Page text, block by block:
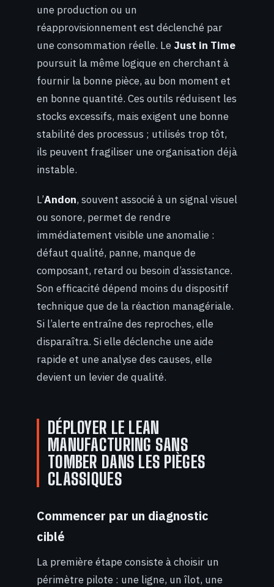
une production ou un
réapprovisionnement est déclenché par
une consommation réelle. Le Just in Time
poursuit la même logique en cherchant à
fournir la bonne pièce, au bon moment et
en bonne quantité. Ces outils réduisent les
stocks excessifs, mais exigent une bonne
stabilité des processus ; utilisés trop tôt,
ils peuvent fragiliser une organisation déjà
instable.
L’Andon, souvent associé à un signal visuel
ou sonore, permet de rendre
immédiatement visible une anomalie :
défaut qualité, panne, manque de
composant, retard ou besoin d’assistance.
Son efficacité dépend moins du dispositif
technique que de la réaction managériale.
Si l’alerte entraîne des reproches, elle
disparaîtra. Si elle déclenche une aide
rapide et une analyse des causes, elle
devient un levier de qualité.
DÉPLOYER LE LEAN
MANUFACTURING SANS
TOMBER DANS LES PIÈGES
CLASSIQUES
Commencer par un diagnostic
ciblé
La première étape consiste à choisir un
périmètre pilote : une ligne, un îlot, une